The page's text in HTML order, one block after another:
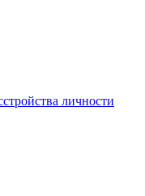
личности